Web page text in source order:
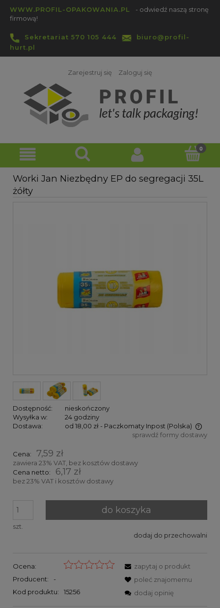
WWW.PROFIL-OPAKOWANIA.PL
- odwiedź naszą stronę
firmową!
Sekretariat 570 105 444
biuro@profil-
hurt.pl
Zarejestruj się Zaloguj się
Worki Jan Niezbędny EP do segregacji 35L
żółty
Dostępność:
nieskończony
Wysyłka w:
24 godziny
Dostawa:
od 18,00 zł - Paczkomaty Inpost (Polska)
Cena nie zawiera ewentualnych kosztów płatności
sprawdź formy dostawy
Cena: 7,59 zł
zawiera 23% VAT, bez kosztów dostawy
Cena netto:
6,17 zł
bez 23% VAT i kosztów dostawy
szt.
do koszyka
dodaj do przechowalni
Ocena:
Producent:
-
Kod produktu:
15256
zapytaj o produkt
poleć znajomemu
dodaj opinię